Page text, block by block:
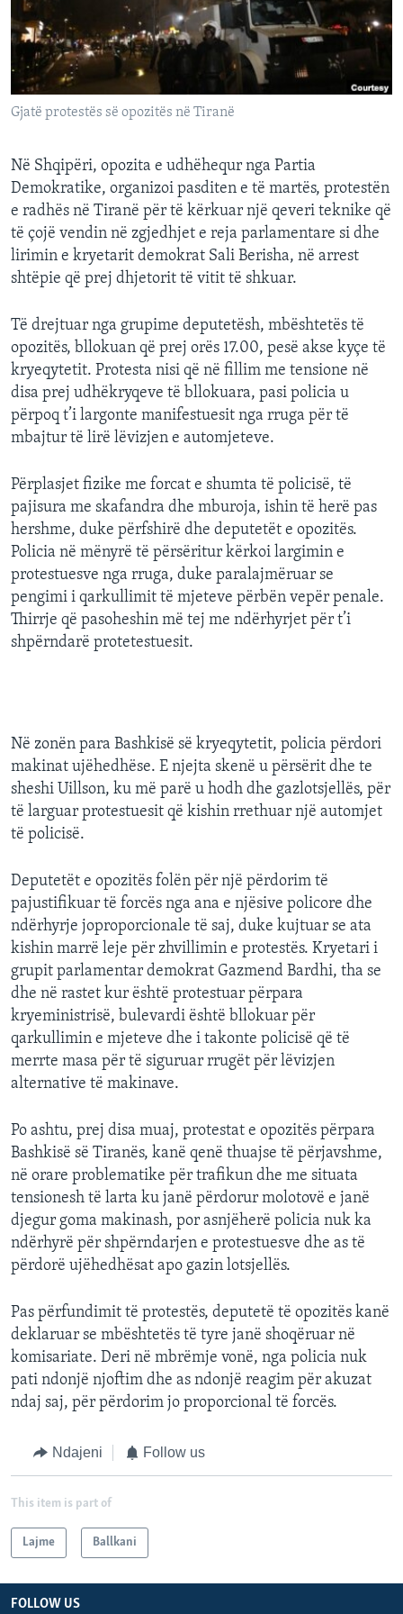
INTERVISTA
DITARI
Gjatë protestës së opozitës në Tiranë
Në Shqipëri, opozita e udhëhequr nga Partia
Demokratike, organizoi pasditen e të martës, protestën
e radhës në Tiranë për të kërkuar një qeveri teknike që
të çojë vendin në zgjedhjet e reja parlamentare si dhe
lirimin e kryetarit demokrat Sali Berisha, në arrest
shtëpie që prej dhjetorit të vitit të shkuar.
Të drejtuar nga grupime deputetësh, mbështetës të
opozitës, bllokuan që prej orës 17.00, pesë akse kyçe të
kryeqytetit. Protesta nisi që në fillim me tensione në
disa prej udhëkryqeve të bllokuara, pasi policia u
përpoq t’i largonte manifestuesit nga rruga për të
mbajtur të lirë lëvizjen e automjeteve.
Përplasjet fizike me forcat e shumta të policisë, të
pajisura me skafandra dhe mburoja, ishin të herë pas
hershme, duke përfshirë dhe deputetët e opozitës.
Policia në mënyrë të përsëritur kërkoi largimin e
protestuesve nga rruga, duke paralajmëruar se
pengimi i qarkullimit të mjeteve përbën vepër penale.
Thirrje që pasoheshin më tej me ndërhyrjet për t’i
shpërndarë protetestuesit.
Në zonën para Bashkisë së kryeqytetit, policia përdori
makinat ujëhedhëse. E njejta skenë u përsërit dhe te
sheshi Uillson, ku më parë u hodh dhe gazlotsjellës, për
të larguar protestuesit që kishin rrethuar një automjet
të policisë.
Deputetët e opozitës folën për një përdorim të
pajustifikuar të forcës nga ana e njësive policore dhe
ndërhyrje joproporcionale të saj, duke kujtuar se ata
kishin marrë leje për zhvillimin e protestës. Kryetari i
grupit parlamentar demokrat Gazmend Bardhi, tha se
dhe në rastet kur është protestuar përpara
kryeministrisë, bulevardi është bllokuar për
qarkullimin e mjeteve dhe i takonte policisë që të
merrte masa për të siguruar rrugët për lëvizjen
alternative të makinave.
Po ashtu, prej disa muaj, protestat e opozitës përpara
Bashkisë së Tiranës, kanë qenë thuajse të përjavshme,
në orare problematike për trafikun dhe me situata
tensionesh të larta ku janë përdorur molotovë e janë
djegur goma makinash, por asnjëherë policia nuk ka
ndërhyrë për shpërndarjen e protestuesve dhe as të
përdorë ujëhedhësat apo gazin lotsjellës.
Pas përfundimit të protestës, deputetë të opozitës kanë
deklaruar se mbështetës të tyre janë shoqëruar në
komisariate. Deri në mbrëmje vonë, nga policia nuk
pati ndonjë njoftim dhe as ndonjë reagim për akuzat
ndaj saj, për përdorim jo proporcional të forcës.
Ndajeni Follow us
This item is part of
Lajme Ballkani
FOLLOW US